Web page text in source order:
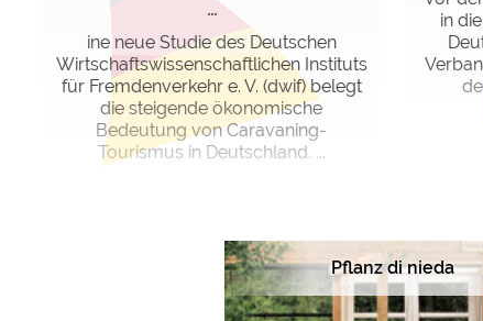
...
ine neue Studie des Deutschen
Wirtschaftswissenschaftlichen Instituts
für Fremdenverkehr e. V. (dwif) belegt
die steigende ökonomische
Bedeutung von Caravaning-
Tourismus in Deutschland. ...
in
Pflanz di nieda
Google Remarketing
Die